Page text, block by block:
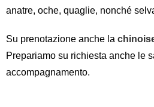
anatre, oche, quaglie, nonché
Su prenotazione anche la
Prepariamo su richiesta anche le
accompagnamento.